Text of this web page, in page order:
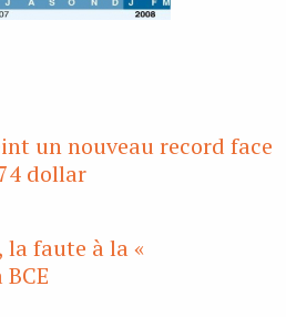
un nouveau record face
dollar
la faute à la «